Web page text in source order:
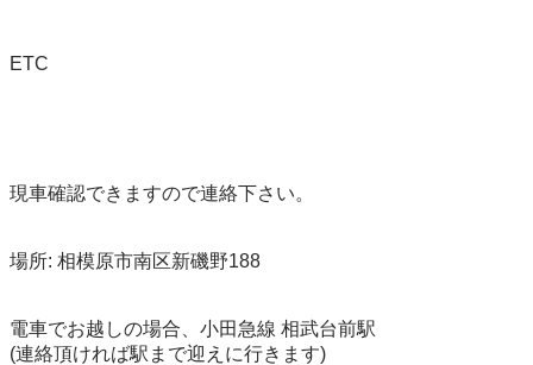
ETC
現車確認できますので連絡下さい。
場所: 相模原市南区新磯野188
電車でお越しの場合、小田急線 相武台前駅
(連絡頂ければ駅まで迎えに行きます)